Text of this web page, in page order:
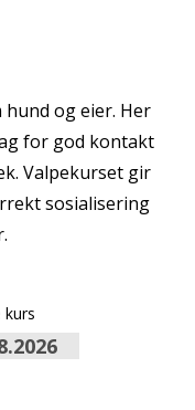
og eier. Her
for god kontakt
Valpekurset gir
sosialisering
kurs